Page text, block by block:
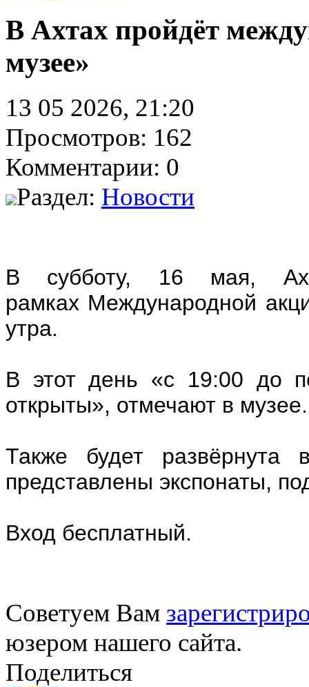
В Ахтах пройдёт
музее»
13 05 2026, 21:20
Просмотров: 162
Комментарии: 0
Раздел: Новости
В субботу, 16 мая,
рамках Международной
утра.
В этот день «с 19:00 до
открыты», отмечают в музее.
Также будет развёрнута
представлены экспонаты,
Вход бесплатный.
Советуем Вам
юзером нашего сайта.
Поделиться